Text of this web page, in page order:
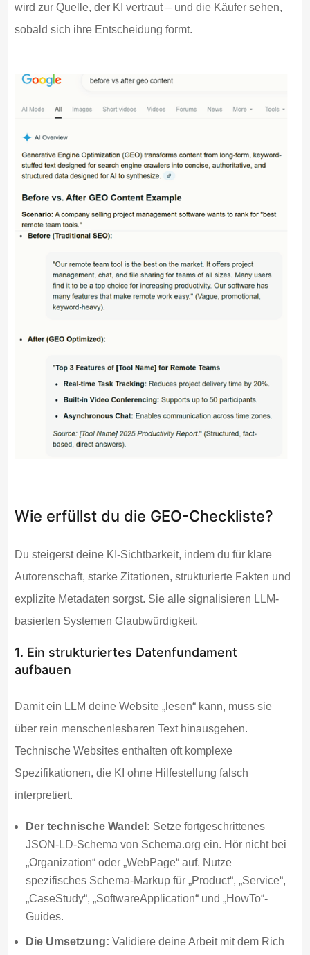
wird zur Quelle, der KI vertraut – und die Käufer sehen,
sobald sich ihre Entscheidung formt.
Wie erfüllst du die GEO-Checkliste?
Du steigerst deine KI-Sichtbarkeit, indem du für klare
Autorenschaft, starke Zitationen, strukturierte Fakten und
explizite Metadaten sorgst. Sie alle signalisieren LLM-
basierten Systemen Glaubwürdigkeit.
1. Ein strukturiertes Datenfundament
aufbauen
Damit ein LLM deine Website „lesen“ kann, muss sie
über rein menschenlesbaren Text hinausgehen.
Technische Websites enthalten oft komplexe
Spezifikationen, die KI ohne Hilfestellung falsch
interpretiert.
Der technische Wandel: Setze fortgeschrittenes
JSON-LD-Schema von Schema.org ein. Hör nicht bei
„Organization“ oder „WebPage“ auf. Nutze
spezifisches Schema-Markup für „Product“, „Service“,
„CaseStudy“, „SoftwareApplication“ und „HowTo“-
Guides.
Die Umsetzung: Validiere deine Arbeit mit dem Rich